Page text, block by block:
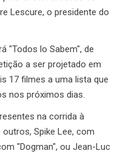
Lescure, o presidente do
"Todos lo Sabem", de
a ser projetado em
17 filmes a uma lista que
nos próximos dias.
na corrida à
Spike Lee, com
"Dogman", ou Jean-Luc